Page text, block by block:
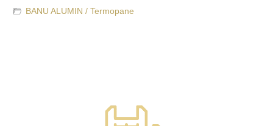
BANU ALUMIN /Termopane